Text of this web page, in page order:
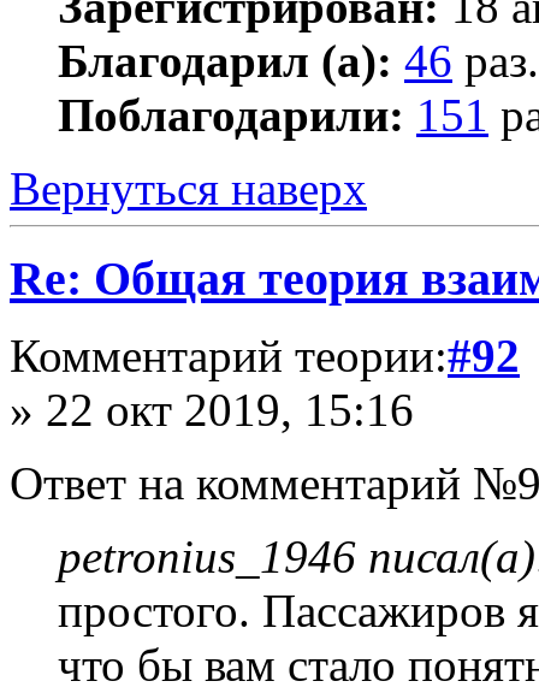
Благодарил (а): 46 раз.
Поблагодарили: 151
Вернуться наверх
Re: Общая теория
Комментарий теории:#92
» 22 окт 2019, 15:16
Ответ на комментарий
petronius_1946
простого. Пассажиров
что бы вам стало